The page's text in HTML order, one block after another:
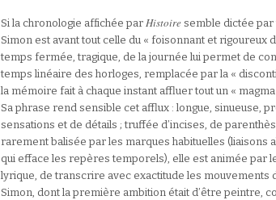
Si la chronologie affichée par Histoire semble dictée par
Simon est avant tout celle du « foisonnant et rigoureux
temps fermée, tragique, de la journée lui permet de
temps linéaire des horloges, remplacée par la «
la mémoire fait à chaque instant affluer tout un « magma
Sa phrase rend sensible cet afflux : longue, sinueuse,
sensations et de détails ; truffée d’incises, de
rarement balisée par les marques habituelles
qui efface les repères temporels), elle est animée par
lyrique, de transcrire avec exactitude les mouvements
Simon, dont la première ambition était d’être peintre,